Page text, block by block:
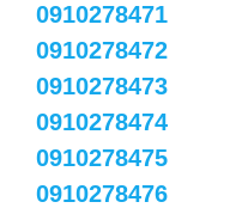
0910278471
0910278472
0910278473
0910278474
0910278475
0910278476